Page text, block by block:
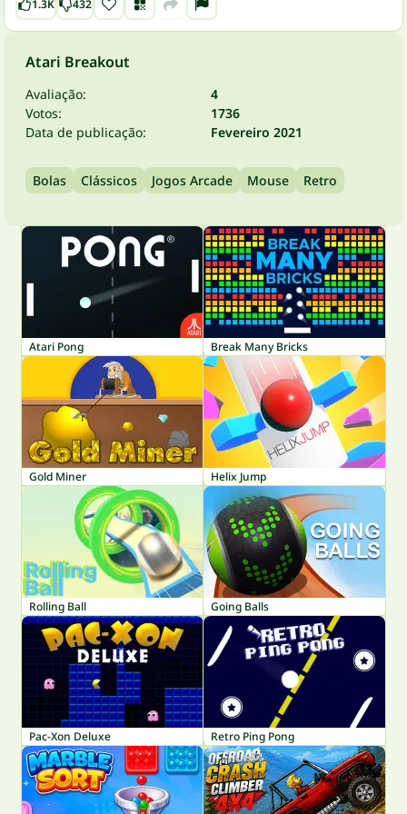
1.3K 432
Atari Breakout
Avaliação:
4
Votos:
1736
Data de publicação:
Fevereiro 2021
Bolas Clássicos Jogos Arcade Mouse Retro
Atari Pong Break Many Bricks
Gold Miner Helix Jump
Rolling Ball Going Balls
Pac-Xon Deluxe Retro Ping Pong